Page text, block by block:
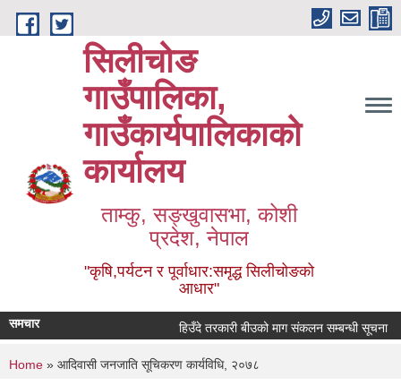
Skip to main content
सिलीचोङ
गाउँपालिका,
गाउँकार्यपालिकाको
कार्यालय
ताम्कु, सङ्‍खुवासभा, कोशी
प्रदेश, नेपाल
"कृषि,पर्यटन र पूर्वाधार:समृद्ध सिलीचोङको
आधार"
समचार हिउँदे तरकारी बीउको माग संकलन सम्बन्धी सूचना
You are here
Home » आदिवासी जनजाति सूचिकरण कार्यविधि, २०७८